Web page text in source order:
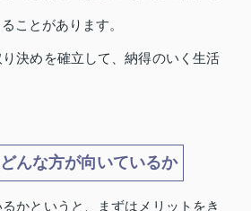
ことがあります。
決めを確立して、納得のいく生活
んな方が向いているか
かというと、まずはメリットをき